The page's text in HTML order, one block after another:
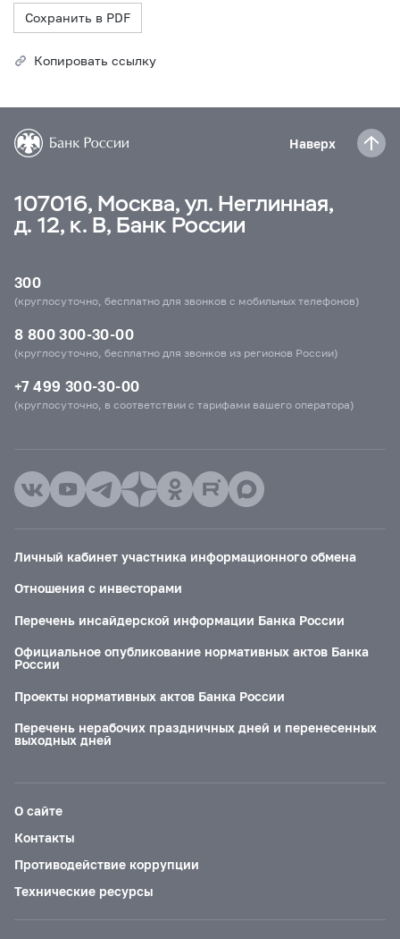
Сохранить в PDF
Копировать ссылку
Наверх
107016, Москва, ул. Неглинная,
д. 12, к. В, Банк России
300
(круглосуточно, бесплатно для звонков с мобильных телефонов)
8 800 300-30-00
(круглосуточно, бесплатно для звонков из регионов России)
+7 499 300-30-00
(круглосуточно, в соответствии с тарифами вашего оператора)
Личный кабинет участника информационного обмена
Отношения с инвесторами
Перечень инсайдерской информации Банка России
Официальное опубликование нормативных актов Банка
России
Проекты нормативных актов Банка России
Перечень нерабочих праздничных дней и перенесенных
выходных дней
О сайте
Контакты
Противодействие коррупции
Технические ресурсы